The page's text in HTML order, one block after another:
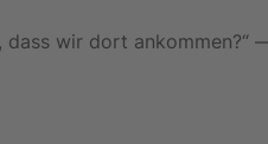
dass wir dort